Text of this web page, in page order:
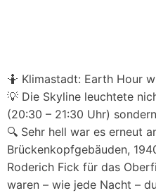
🤷 Klimastadt: Earth Hour
💡 Die Skyline leuchtete
(20:30 – 21:30 Uhr)
🔍 Sehr hell war es erneut
Brückenkopfgebäuden,
Roderich Fick für das
waren – wie jede Nacht –